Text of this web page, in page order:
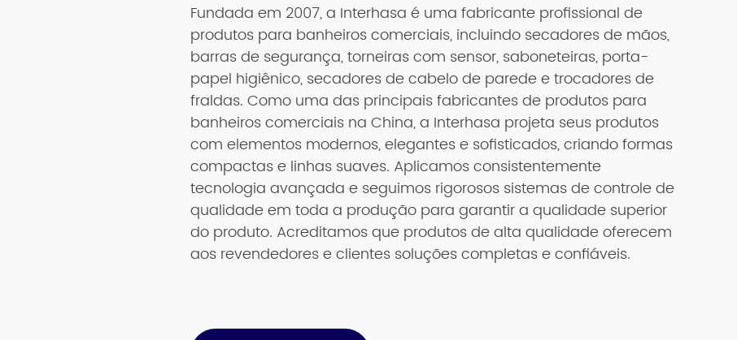
Fundada em 2007, a Interhasa é uma fabricante profissional de
produtos para banheiros comerciais, incluindo secadores de mãos,
barras de segurança, torneiras com sensor, saboneteiras, porta-
papel higiênico, secadores de cabelo de parede e trocadores de
fraldas. Como uma das principais fabricantes de produtos para
banheiros comerciais na China, a Interhasa projeta seus produtos
com elementos modernos, elegantes e sofisticados, criando formas
compactas e linhas suaves. Aplicamos consistentemente
tecnologia avançada e seguimos rigorosos sistemas de controle de
qualidade em toda a produção para garantir a qualidade superior
do produto. Acreditamos que produtos de alta qualidade oferecem
aos revendedores e clientes soluções completas e confiáveis.